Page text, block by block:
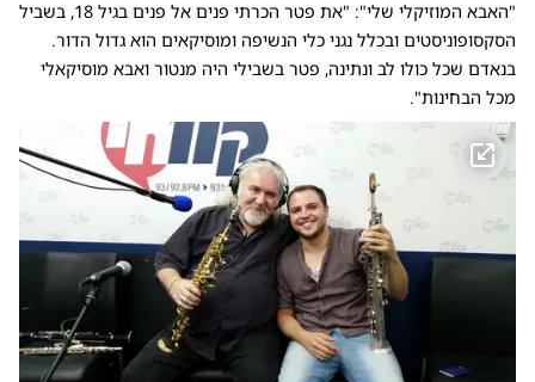
"האבא המוזיקלי שלי": "את פטר הכרתי פנים אל פנים בגיל 18, בשביל
הסקסופוניסטים ובכלל נגני כלי הנשיפה ומוסיקאים הוא גדול הדור.
בנאדם שכל כולו לב ונתינה, פטר בשבילי היה מנטור ואבא מוסיקאלי
מכל הבחינות".